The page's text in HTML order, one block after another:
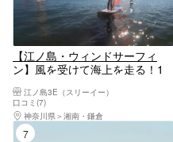
【江ノ島・ウィンドサーフィ
ン】風を受けて海上を走る！1
ンドサーフィン体験コース
江ノ島3E（スリーイー）
口コミ(7)
神奈川県
湘南・鎌倉